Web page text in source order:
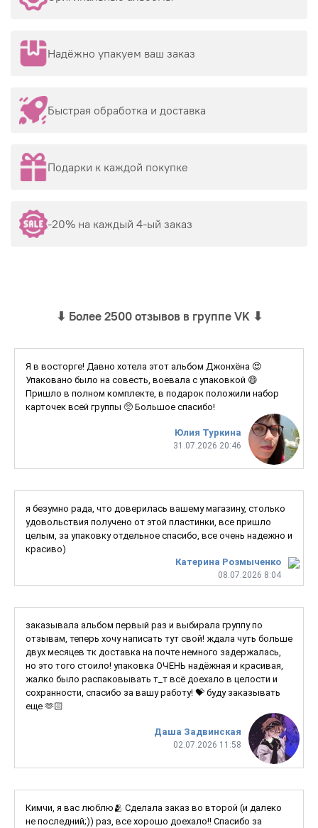
Надёжно упакуем ваш заказ
Быстрая обработка и доставка
Подарки к каждой покупке
-20% на каждый 4-ый заказ
⬇ Более 2500 отзывов в группе VK ⬇
Юлия Туркина
31.07.2026 20:46
Я в восторге! Давно хотела этот альбом Джонхёна 😍
Упаковано было на совесть, воевала с упаковкой 😄
Пришло в полном комплекте, в подарок положили набор
карточек всей группы 🥺 Большое спасибо!
Катерина Розмыченко
08.07.2026 8:04
я безумно рада, что доверилась вашему магазину, столько
удовольствия получено от этой пластинки, все пришло
целым, за упаковку отдельное спасибо, все очень надежно и
красиво)
Даша Задвинская
02.07.2026 11:58
заказывала альбом первый раз и выбирала группу по
отзывам, теперь хочу написать тут свой! ждала чуть больше
двух месяцев тк доставка на почте немного задержалась,
но это того стоило! упаковка ОЧЕНЬ надёжная и красивая,
жалко было распаковывать т_т всё доехало в целости и
сохранности, спасибо за вашу работу! 💝 буду заказывать
еще 🫶🏻
Кимчи, я вас люблю🫂 Сделала заказ во второй (и далеко
не последний;)) раз, все хорошо доехало!! Спасибо за